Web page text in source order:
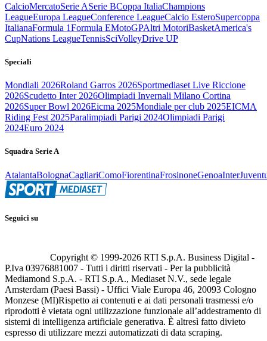
CalcioMercatoSerie ASerie BCoppa ItaliaChampions
LeagueEuropa LeagueConference LeagueCalcio EsteroSupercoppa
ItalianaFormula 1Formula EMotoGPAltri MotoriBasketAmerica's
CupNations LeagueTennisSciVolleyDrive UP
Speciali
Mondiali 2026Roland Garros 2026Sportmediaset Live Riccione
2026Scudetto Inter 2026Olimpiadi Invernali Milano Cortina
2026Super Bowl 2026Eicma 2025Mondiale per club 2025EICMA
Riding Fest 2025Paralimpiadi Parigi 2024Olimpiadi Parigi
2024Euro 2024
Squadra Serie A
AtalantaBolognaCagliariComoFiorentinaFrosinoneGenoaInter
Seguici su
Copyright © 1999-2026 RTI S.p.A. Business Digital -
P.Iva 03976881007 - Tutti i diritti riservati - Per la pubblicità
Mediamond S.p.A. - RTI S.p.A., Mediaset N.V., sede legale
Amsterdam (Paesi Bassi) - Uffici Viale Europa 46, 20093 Cologno
Monzese (MI)Rispetto ai contenuti e ai dati personali trasmessi e/o
riprodotti è vietata ogni utilizzazione funzionale all’addestramento di
sistemi di intelligenza artificiale generativa. È altresì fatto divieto
espresso di utilizzare mezzi automatizzati di data scraping.